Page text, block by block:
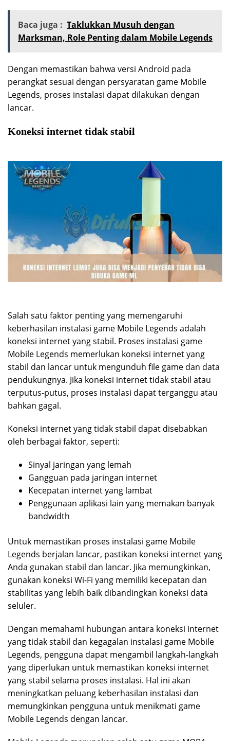
Baca juga : Taklukkan Musuh dengan
Marksman, Role Penting dalam Mobile Legends
Dengan memastikan bahwa versi Android pada
perangkat sesuai dengan persyaratan game Mobile
Legends, proses instalasi dapat dilakukan dengan
lancar.
Koneksi internet tidak stabil
Salah satu faktor penting yang memengaruhi
keberhasilan instalasi game Mobile Legends adalah
koneksi internet yang stabil. Proses instalasi game
Mobile Legends memerlukan koneksi internet yang
stabil dan lancar untuk mengunduh file game dan data
pendukungnya. Jika koneksi internet tidak stabil atau
terputus-putus, proses instalasi dapat terganggu atau
bahkan gagal.
Koneksi internet yang tidak stabil dapat disebabkan
oleh berbagai faktor, seperti:
Sinyal jaringan yang lemah
Gangguan pada jaringan internet
Kecepatan internet yang lambat
Penggunaan aplikasi lain yang memakan banyak
bandwidth
Untuk memastikan proses instalasi game Mobile
Legends berjalan lancar, pastikan koneksi internet yang
Anda gunakan stabil dan lancar. Jika memungkinkan,
gunakan koneksi Wi-Fi yang memiliki kecepatan dan
stabilitas yang lebih baik dibandingkan koneksi data
seluler.
Dengan memahami hubungan antara koneksi internet
yang tidak stabil dan kegagalan instalasi game Mobile
Legends, pengguna dapat mengambil langkah-langkah
yang diperlukan untuk memastikan koneksi internet
yang stabil selama proses instalasi. Hal ini akan
meningkatkan peluang keberhasilan instalasi dan
memungkinkan pengguna untuk menikmati game
Mobile Legends dengan lancar.